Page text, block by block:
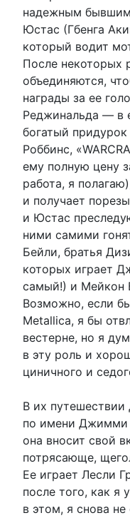
надежным
Юстас (Гбенга
который водит
После некоторых
объединяются,
награды за ее
Реджинальда — в
богатый
Роббинс,
ему полную цену
работа, я
и получает
и Юстас
ними самими
Бейли, братья
которых играет
самый!) и Мейкон
Возможно, если
Metallica, я бы
вестерне, но я
в эту роль и
циничного и
В их путешествии
по имени Джимми
она вносит свой
потрясающе,
Ее играет Лесли
после того, как я
в этом, я снова